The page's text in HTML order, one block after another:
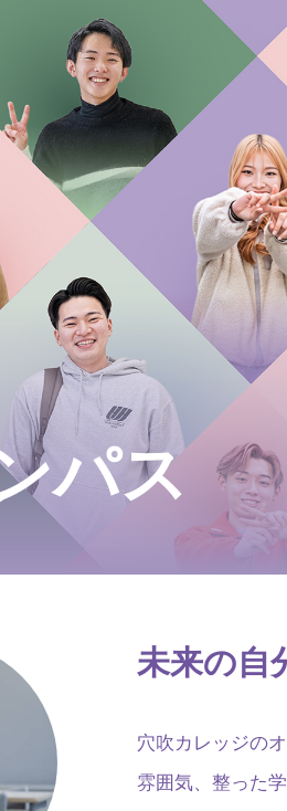
パス
未来の自
穴吹カレッジの
雰囲気、整った